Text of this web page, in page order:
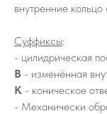
внутренние кольцо
Суффиксы:
- цилидрическая
B - изменённая
K - коническое
- Механически